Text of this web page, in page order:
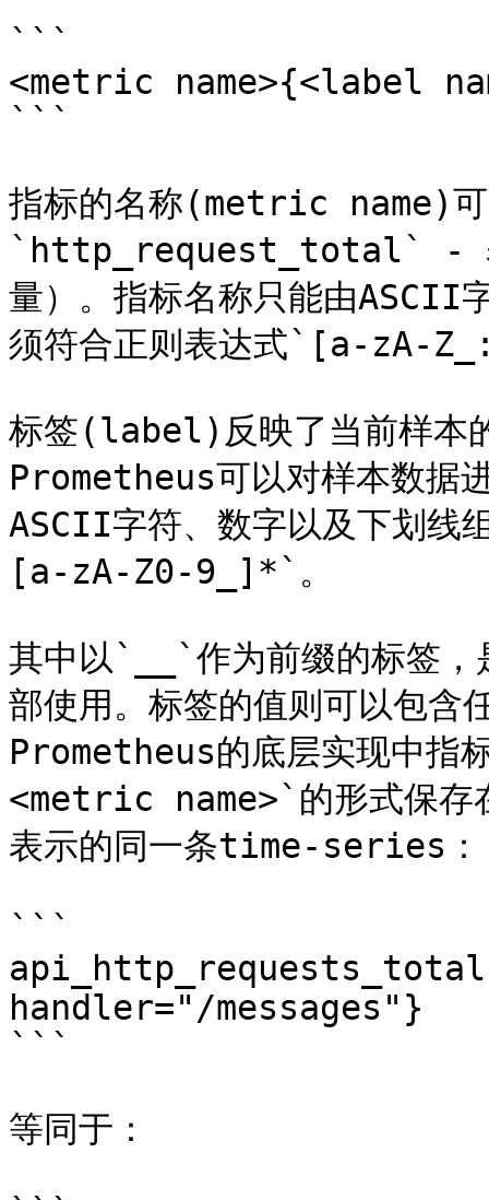
```
<metric name>{<label
```
指标的名称(metric name)可
`http_request_total` - 表
量）。指标名称只能由ASCII
须符合正则表达式`[a-zA-
标签(label)反映了当前样本
Prometheus可以对样本数据
ASCII字符、数字以及下划
[a-zA-Z0-9_]*`。
其中以`__`作为前缀的标签，
部使用。标签的值则可以包
Prometheus的底层实现中指
<metric name>`的形式保存
表示的同一条time-series：
```
handler="/messages"}
```
等同于：